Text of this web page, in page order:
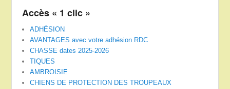
Accès « 1 clic »
ADHÉSION
AVANTAGES avec votre adhésion RDC
CHASSE dates 2025-2026
TIQUES
AMBROISIE
CHIENS DE PROTECTION DES TROUPEAUX